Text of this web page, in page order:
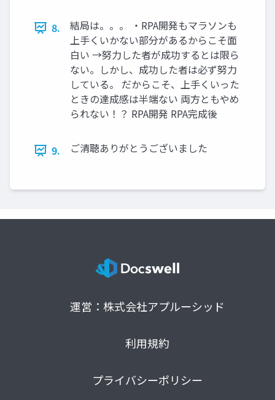
8.
結局は。。。 ・RPA開発もマラソンも
上手くいかない部分があるからこそ面
白い →努力した者が成功するとは限ら
ない。しかし、成功した者は必ず努力
している。 だからこそ、上手くいった
ときの達成感は半端ない 両方ともやめ
られない！？ RPA開発 RPA完成後
9. ご清聴ありがとうございました
運営：株式会社アプルーシッド
利用規約
プライバシーポリシー